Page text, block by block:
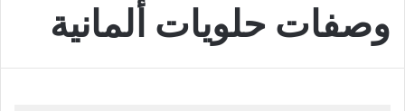
وصفات حلويات ألمانية